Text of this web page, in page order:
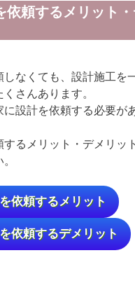
依頼するメリット
なくても、設計施工を
さんあります。
設計を依頼する必要が
るメリット・デメリッ
依頼するメリット
依頼するデメリット